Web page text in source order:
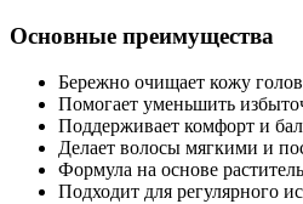
Основные преимущества
Бережно очищает кожу
Помогает уменьшить
Поддерживает комфорт и
Делает волосы мягкими и
Формула на основе
Подходит для регулярного